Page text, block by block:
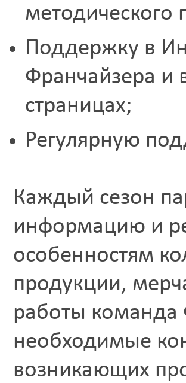
методического
Поддержку в
Франчайзера и
страницах;
Регулярную
Каждый сезон
информацию и
особенностям
продукции,
работы команда
необходимые
возникающих